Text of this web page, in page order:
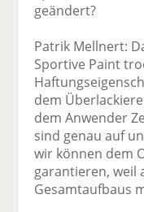
geändert?
Patrik Mellnert:
Sportive Paint
dem
dem Anwender
sind genau auf
wir können dem
garantieren, weil
Gesamtaufbaus